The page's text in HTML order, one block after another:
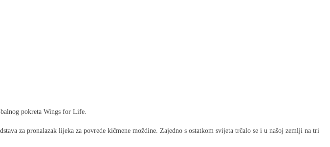
pokreta Wings for Life.
za pronalazak lijeka za povrede kičmene moždine. Zajedno s ostatkom svijeta trčalo se i u našoj zemlji na tri